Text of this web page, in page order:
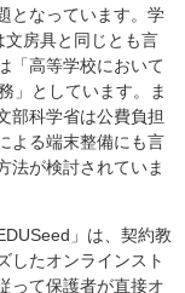
となっています。学
房具と同じとも言
「高等学校において
」としています。ま
部科学省は公費負担
よる端末整備にも言
法が検討されていま
」は、契約教
したオンラインスト
って保護者が直接オ